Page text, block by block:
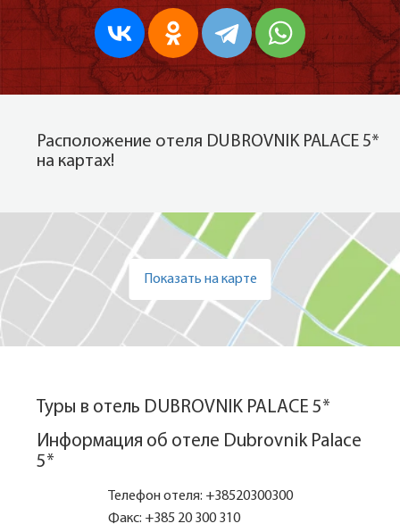
Расположение отеля DUBROVNIK PALACE 5*
на картах!
Показать на карте
Туры в отель DUBROVNIK PALACE 5*
Информация об отеле Dubrovnik Palace
5*
Телефон отеля: +38520300300
Факс: +385 20 300 310